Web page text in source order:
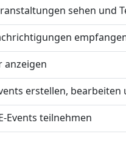
sehen und
anzeigen
erstellen, bearbeiten
Events teilnehmen